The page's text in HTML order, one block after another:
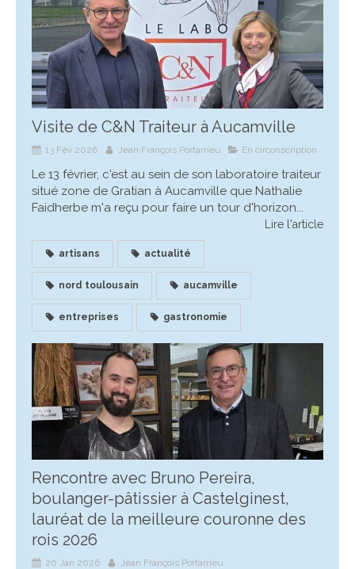
Visite de C&N Traiteur à Aucamville
13 Fév 2026 Jean François Portarrieu En circonscription
Le 13 février, c'est au sein de son laboratoire traiteur
situé zone de Gratian à Aucamville que Nathalie
Faidherbe m'a reçu pour faire un tour d'horizon...
Lire l'article
artisans actualité
nord toulousain aucamville
entreprises gastronomie
Rencontre avec Bruno Pereira,
boulanger-pâtissier à Castelginest,
lauréat de la meilleure couronne des
rois 2026
20 Jan 2026
Jean François Portarrieu